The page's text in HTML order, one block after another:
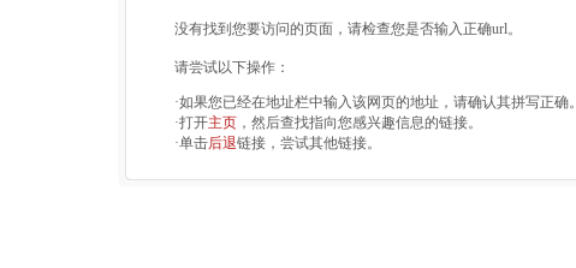
没有找到您要访问的页面，请检查您是否输入正确url。
请尝试以下操作：
·如果您已经在地址栏中输入该网页的地址，请确认其拼写正确。
·打开主页 ，然后查找指向您感兴趣信息的链接。
·单击后退链接，尝试其他链接。